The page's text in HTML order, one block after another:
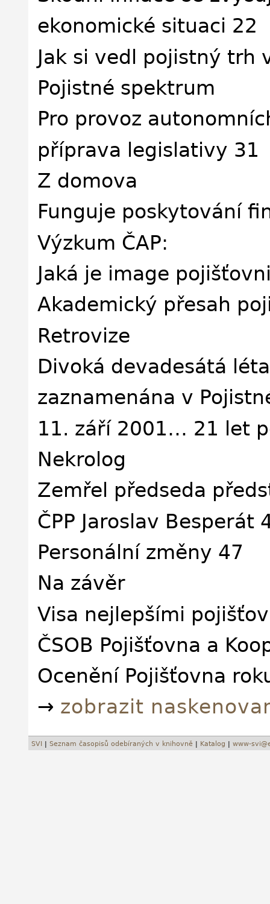
ekonomické situaci 22
Jak si vedl pojistný trh
Pojistné spektrum
Pro provoz
příprava legislativy 31
Z domova
Funguje poskytování
Výzkum ČAP:
Jaká je image
Akademický přesah
Retrovize
Divoká devadesátá léta
zaznamenána v
11. září 2001… 21 let
Nekrolog
Zemřel předseda
ČPP Jaroslav Besperát
Personální změny 47
Na závěr
Visa nejlepšími
ČSOB Pojišťovna a
Ocenění Pojišťovna
→ zobrazit
SVI| Seznam časopisů odebíraných v knihovně| Katalog | www-